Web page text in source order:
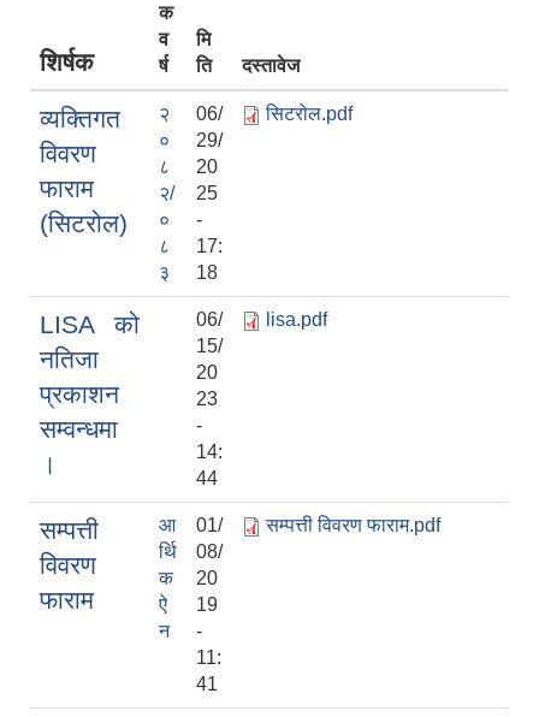
शिर्षक
क
व
र्ष
मि
ति
दस्तावेज
व्यक्तिगत
विवरण
फाराम
(सिटरोल)
२
०
८
२/
०
८
३
06/
29/
20
25
-
17:
18
सिटरोल.pdf
LISA को
नतिजा
प्रकाशन
सम्वन्धमा
।
06/
15/
20
23
-
14:
44
lisa.pdf
सम्पत्ती
विवरण
फाराम
आ
र्थि
क
ऐ
न
01/
08/
20
19
-
11:
41
सम्पत्ती विवरण फाराम.pdf